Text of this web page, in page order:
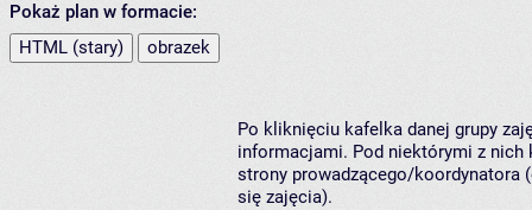
Pokaż plan w formacie:
HTML (stary)
obrazek
Po kliknięciu kafelka danej grupy
informacjami. Pod niektórymi z nich
strony prowadzącego/koordynatora
się zajęcia).